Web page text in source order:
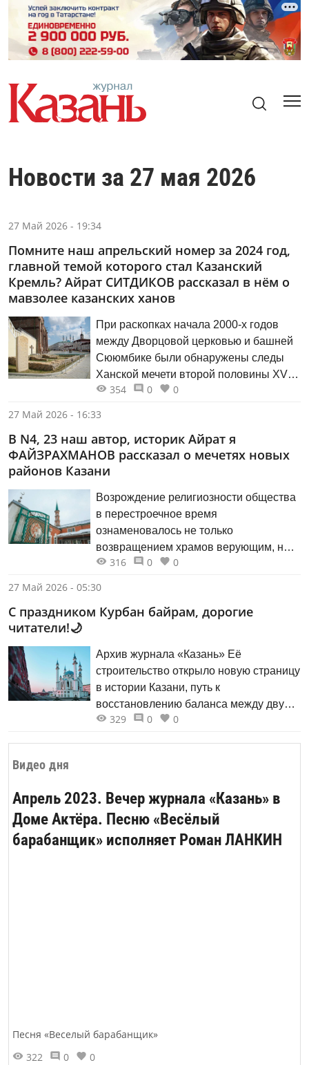
Видео дня
Апрель 2023. Вечер журнала «Казань» в
Доме Актёра. Песню «Весёлый
барабанщик» исполняет Роман ЛАНКИН
Песня «Веселый барабанщик»
322
0 0
Новости за 27 мая 2026
27 Май 2026 - 19:34
Помните наш апрельский номер за 2024 год,
главной темой которого стал Казанский
Кремль? Айрат СИТДИКОВ рассказал в нём о
мавзолее казанских ханов
При раскопках начала 2000-х годов
между Дворцовой церковью и башней
Сююмбике были обнаружены следы
Ханской мечети второй половины XV
— первой половины XVI века. Северо-
мечети, то есть эти сооружения
возвели на остатках её фундамента.
Стало понятным, почему этому месту
до сих пор поклоняются
татары‑мусульмане: в их исторической
памяти комплекс сооружений здесь до
354 0
0
27 Май 2026 - 16:33
В N4, 23 наш автор, историк Айрат я
ФАЙЗРАХМАНОВ рассказал о мечетях новых
районов Казани
Возрождение религиозности общества
в перестроечное время
ознаменовалось не только
возвращением храмов верующим, но и
строительством новых церквей и
пришлось решать непростую задачу —
многоэтажный архитектурный облик,
не предполагавший ранее наличие
религиозных объектов. С одной
стороны, необходимо было соблюсти
верующих, с другой — обновить не
архитектуры.
316 0
0
27 Май 2026 - 05:30
С праздником Курбан байрам, дорогие
читатели!🌙
Архив журнала «Казань» Её
строительство открыло новую страницу
в истории Казани, путь к
восстановлению баланса между двумя
основными конфессиями республики.
329 0 0